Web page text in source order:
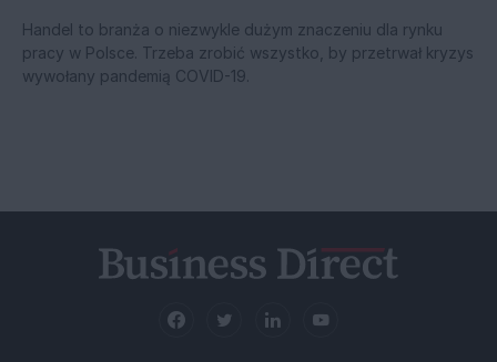
Handel to branża o niezwykle dużym znaczeniu dla rynku
pracy w Polsce. Trzeba zrobić wszystko, by przetrwał kryzys
wywołany pandemią COVID-19.